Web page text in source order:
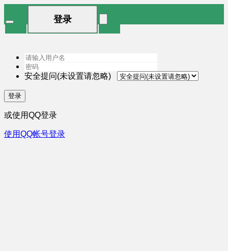
登录
安全提问(未设置请忽略)
登录
或使用QQ登录
使用QQ帐号登录